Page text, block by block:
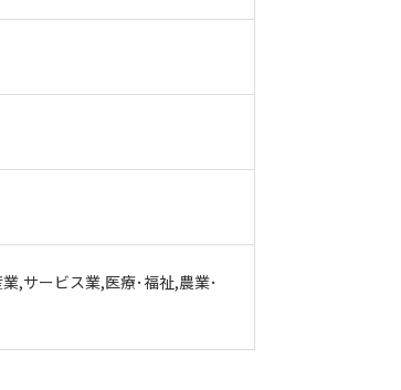
,サービス業,医療･福祉,農業･